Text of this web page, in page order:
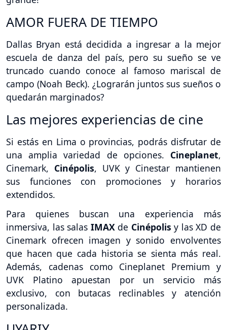
AMOR FUERA DE TIEMPO
Dallas Bryan está decidida a ingresar a la mejor
escuela de danza del país, pero su sueño se ve
truncado cuando conoce al famoso mariscal de
campo (Noah Beck). ¿Lograrán juntos sus sueños o
quedarán marginados?
Las mejores experiencias de cine
Si estás en Lima o provincias, podrás disfrutar de
una amplia variedad de opciones. Cineplanet,
Cinemark, Cinépolis, UVK y Cinestar mantienen
sus funciones con promociones y horarios
extendidos.
Para quienes buscan una experiencia más
inmersiva, las salas IMAX de Cinépolisy las XD de
Cinemark ofrecen imagen y sonido envolventes
que hacen que cada historia se sienta más real.
Además, cadenas como Cineplanet Premium y
UVK Platino apuestan por un servicio más
exclusivo, con butacas reclinables y atención
personalizada.